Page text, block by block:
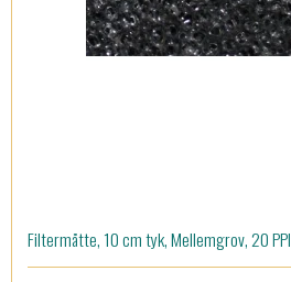
Filtermåtte, 10 cm tyk, Mellemgrov, 20 PPI